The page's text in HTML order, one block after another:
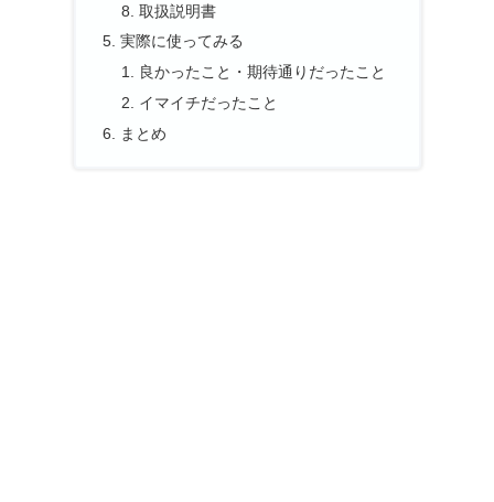
取扱説明書
実際に使ってみる
良かったこと・期待通りだったこと
イマイチだったこと
まとめ